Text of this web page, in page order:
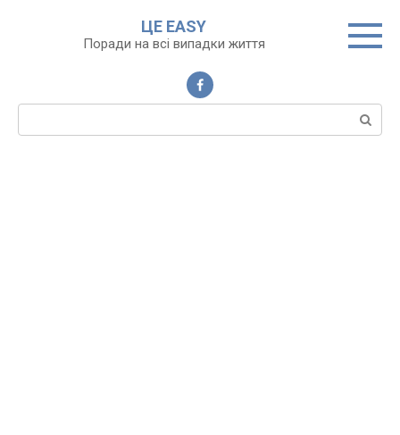
ЦЕ EASY
Поради на всі випадки життя
Пошук: